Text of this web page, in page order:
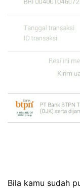
Bila kamu sudah